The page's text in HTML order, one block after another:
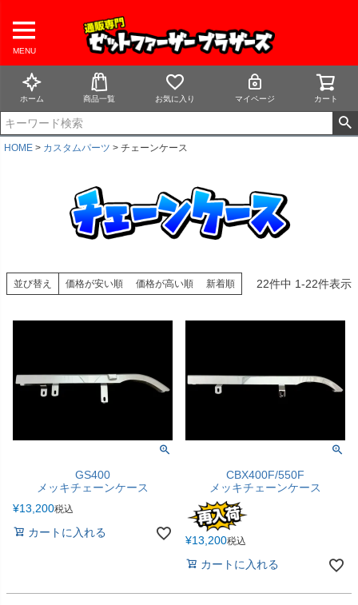
MENU
ホーム 商品一覧 お気に入り マイページ カート
HOME カスタムパーツ チェーンケース
並び替え 価格が安い順 価格が高い順 新着順 22件中 1-22件表示
GS400
メッキチェーンケース
¥13,200税込
カートに入れる
CBX400F/550F
メッキチェーンケース
¥13,200税込
カートに入れる